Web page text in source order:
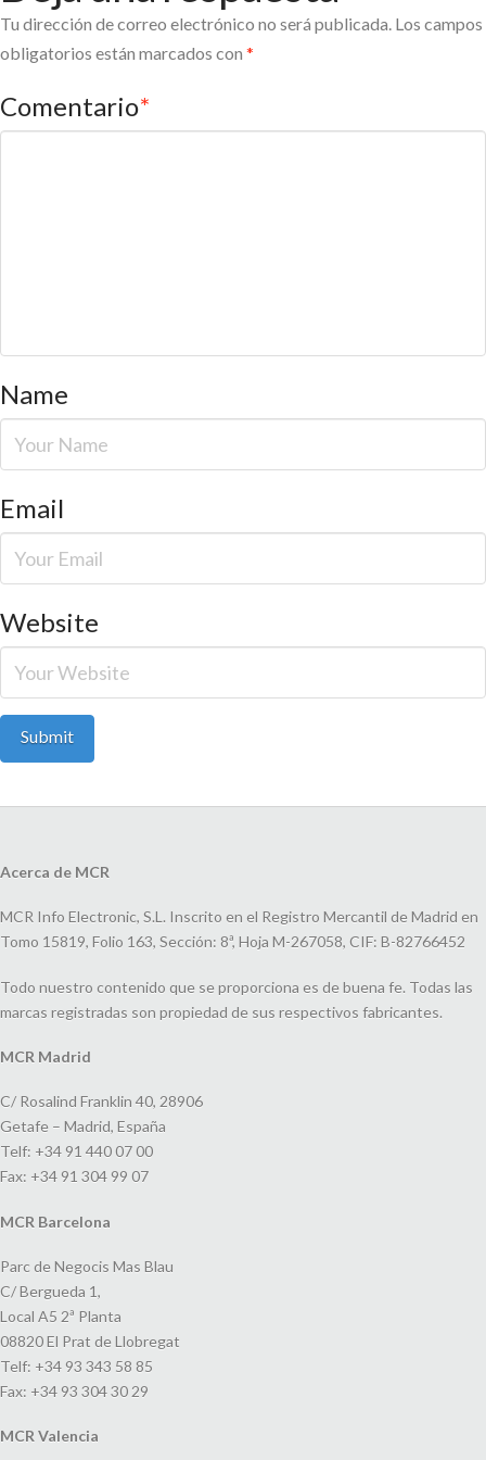
Tu dirección de correo electrónico no será publicada. Los campos
obligatorios están marcados con *
Comentario*
Name
Email
Website
Acerca de MCR
MCR Info Electronic, S.L. Inscrito en el Registro Mercantil de Madrid en
Tomo 15819, Folio 163, Sección: 8ª, Hoja M-267058, CIF: B-82766452
Todo nuestro contenido que se proporciona es de buena fe. Todas las
marcas registradas son propiedad de sus respectivos fabricantes.
MCR Madrid
C/ Rosalind Franklin 40, 28906
Getafe – Madrid, España
Telf: +34 91 440 07 00
Fax: +34 91 304 99 07
MCR Barcelona
Parc de Negocis Mas Blau
C/ Bergueda 1,
Local A5 2ª Planta
08820 El Prat de Llobregat
Telf: +34 93 343 58 85
Fax: +34 93 304 30 29
MCR Valencia